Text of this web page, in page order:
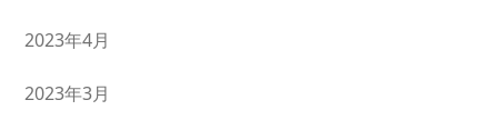
2023年4月
2023年3月